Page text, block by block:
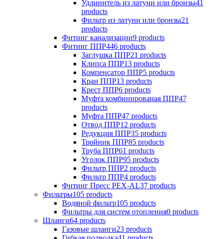
Удлинитель из латуни или бронзы41
products
Фильтр из латуни или бронзы21
products
Фитинг канализации9 products
Фитинг ППР446 products
Заглушка ППР21 products
Клипса ППР13 products
Компенсатор ППР5 products
Кран ППР13 products
Крест ППР6 products
Муфта комбинированая ППР47
products
Муфта ППР47 products
Отвод ППР12 products
Редукция ППР35 products
Тройник ППР85 products
Труба ППР61 products
Уголок ППР95 products
Фильтр ППР2 products
Фильтр ППР4 products
Фитинг Пресс PEX-AL37 products
Фильтры105 products
Водяной фильтр105 products
Фильтры для систем отопления0 products
Шланги64 products
Газовые шланги23 products